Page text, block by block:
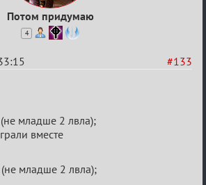
Потом придумаю
4
#133
младше 2 лвла);
вместе
младше 2 лвла);